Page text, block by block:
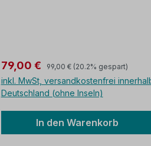
verfügt über übliche
Abnutzungsmerkmale B/H/T: ca.
90 x 45 x 25 cm (Abbildung
Die Lieferung erfolgt montiert
Verkaufspreis:
79,00 € Regulärer Preis:
99,00 € (20.2% gespart)
inkl. MwSt, versandkostenfrei
Deutschland (ohne Inseln)
In den Warenkorb